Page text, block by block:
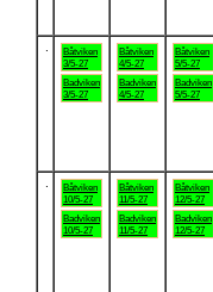
Båtviken
3/5-27
Badviken
3/5-27
Båtviken
4/5-27
Badviken
4/5-27
Båtviken
5/5-27
Badviken
5/5-27
Båtviken
10/5-27
Badviken
10/5-27
Båtviken
11/5-27
Badviken
11/5-27
Båtviken
12/5-27
Badviken
12/5-27